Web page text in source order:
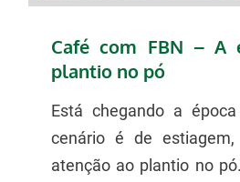
Café com FBN – A
plantio no pó
Está chegando a
cenário é de
atenção ao plantio no